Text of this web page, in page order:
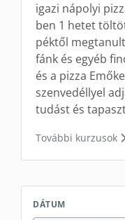
igazi nápolyi
ben 1 hetet
péktől
fánk és egyéb
és a pizza
szenvedéllyel
tudást és
További kurzusok
DÁTUM